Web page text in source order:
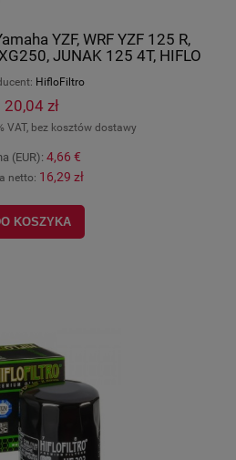
YZF, WRF YZF 125 R,
JUNAK 125 4T, HIFLO
HifloFiltro
20,04 zł
VAT, bez kosztów dostawy
(EUR): 4,66 €
netto: 16,29 zł
KOSZYKA